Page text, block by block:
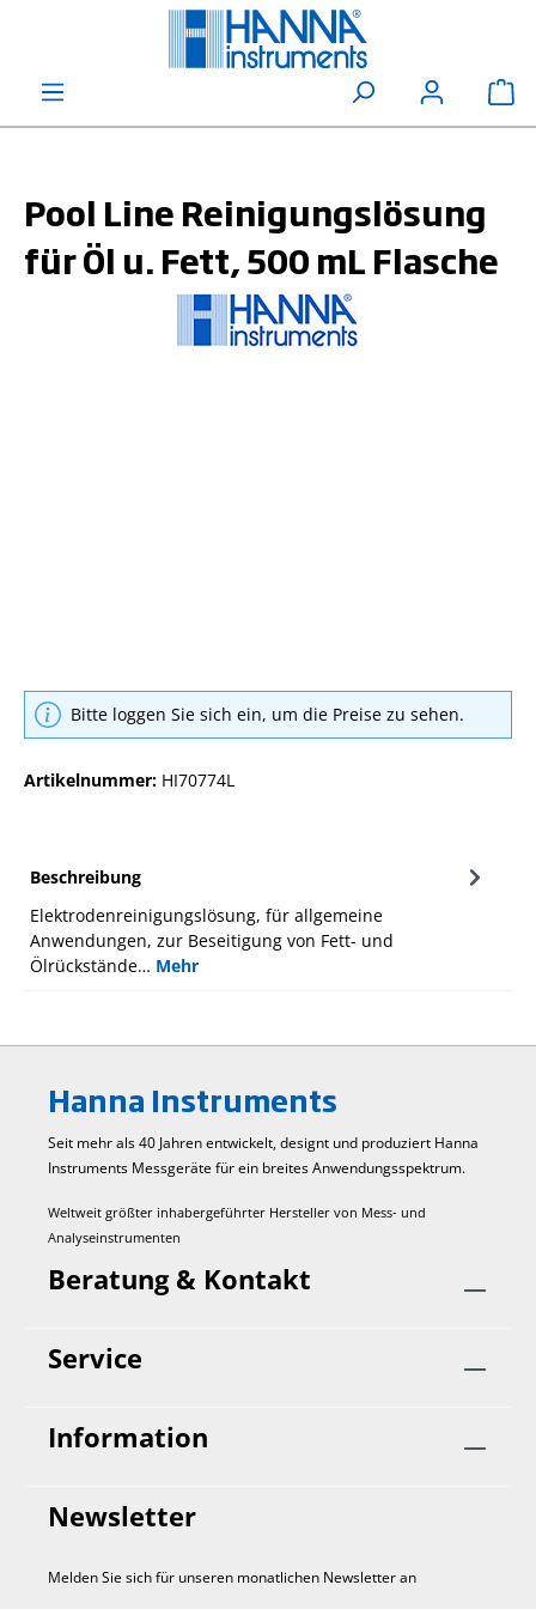
Pool Line Reinigungslösung
für Öl u. Fett, 500 mL Flasche
Bitte loggen Sie sich ein, um die Preise zu sehen.
Artikelnummer: HI70774L
Beschreibung
Elektrodenreinigungslösung, für allgemeine
Anwendungen, zur Beseitigung von Fett- und
Ölrückstände… Mehr
Hanna Instruments
Seit mehr als 40 Jahren entwickelt, designt und produziert Hanna
Instruments Mess­geräte für ein breites Anwendungs­spektrum.
Weltweit größter inhabergeführter Hersteller von Mess- und
Analyseinstrumenten
Beratung & Kontakt
Service
Information
Newsletter
Melden Sie sich für unseren monatlichen Newsletter an